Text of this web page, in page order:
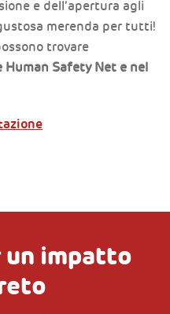
e dell’apertura agli
merenda per tutti!
trovare
Human Safety Net e nel
un impatto